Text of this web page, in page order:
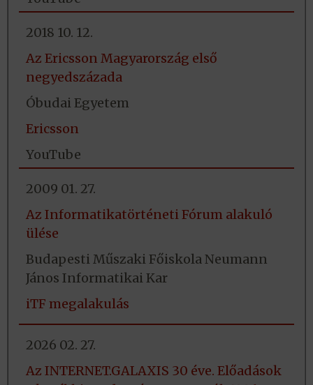
2018 10. 12.
Az Ericsson Magyarország első
negyedszázada
Óbudai Egyetem
Ericsson
YouTube
2009 01. 27.
Az Informatikatörténeti Fórum alakuló
ülése
Budapesti Műszaki Főiskola Neumann
János Informatikai Kar
iTF megalakulás
2026 02. 27.
Az INTERNET.GALAXIS 30 éve. Előadások